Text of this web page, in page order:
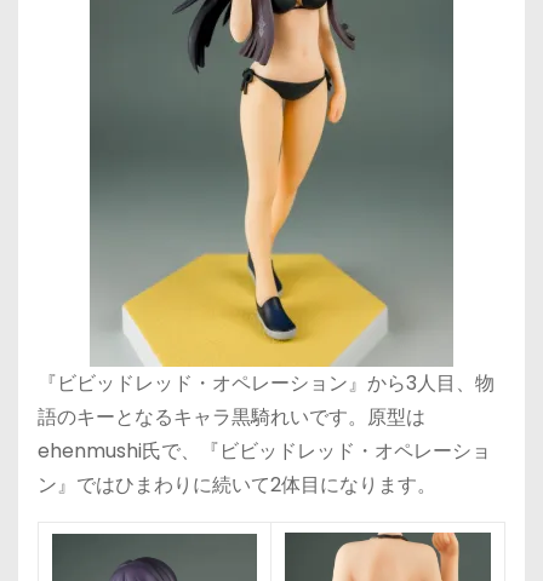
『ビビッドレッド・オペレーション』から3人目、物
語のキーとなるキャラ黒騎れいです。原型は
ehenmushi氏で、『ビビッドレッド・オペレーショ
ン』ではひまわりに続いて2体目になります。